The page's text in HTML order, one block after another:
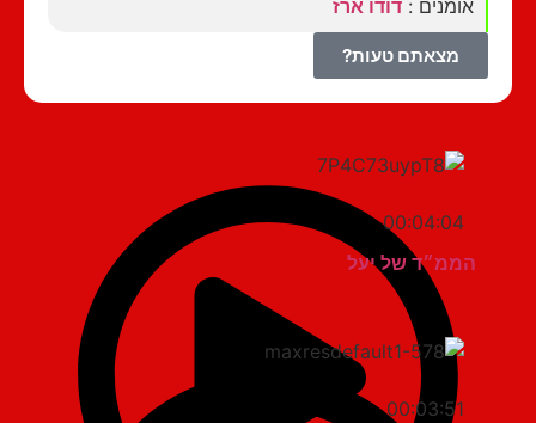
אומנים :דודו ארז
מצאתם טעות?
00:04:04
הממ״ד של יעל
00:03:51